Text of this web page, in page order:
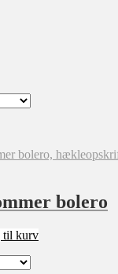
bolero
til kurv